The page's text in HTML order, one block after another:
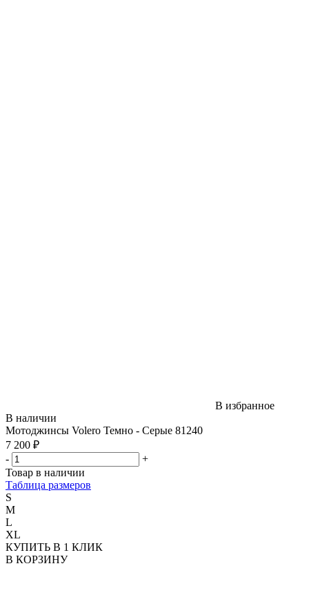
В избранное
В наличии
Мотоджинсы Volero Темно - Серые 81240
7 200 ₽
-
+
Товар в наличии
Таблица размеров
S
M
L
XL
КУПИТЬ В 1 КЛИК
В КОРЗИНУ